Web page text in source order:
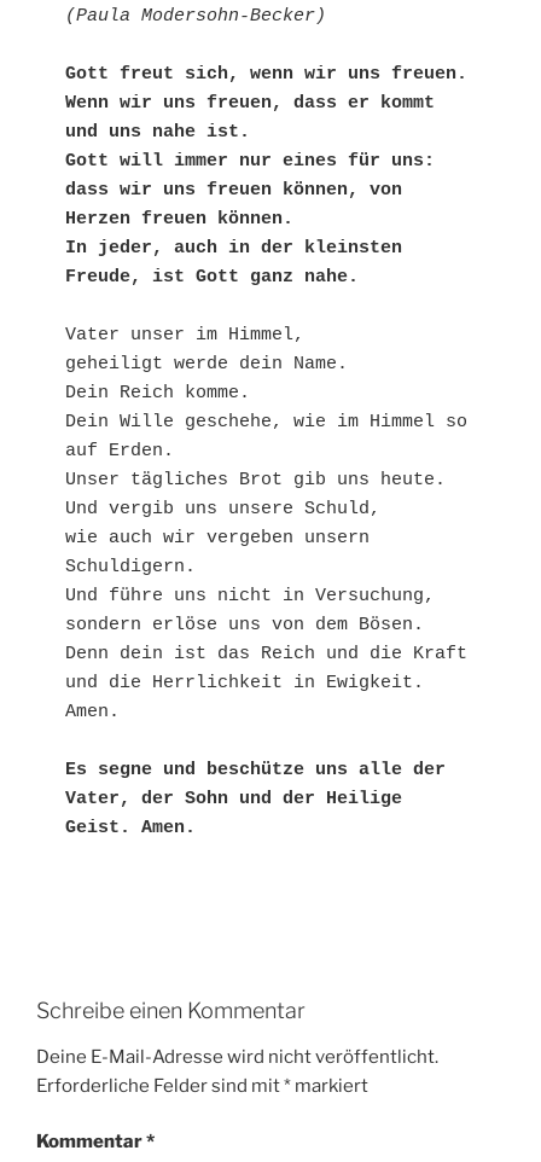
(Paula Modersohn-Becker)
Gott freut sich, wenn wir uns freuen.
Wenn wir uns freuen, dass er kommt
und uns nahe ist.
Gott will immer nur eines für uns:
dass wir uns freuen können, von
Herzen freuen können.
In jeder, auch in der kleinsten
Freude, ist Gott ganz nahe.
Vater unser im Himmel,
geheiligt werde dein Name.
Dein Reich komme.
Dein Wille geschehe, wie im Himmel so
auf Erden.
Unser tägliches Brot gib uns heute.
Und vergib uns unsere Schuld,
wie auch wir vergeben unsern
Schuldigern.
Und führe uns nicht in Versuchung,
sondern erlöse uns von dem Bösen.
Denn dein ist das Reich und die Kraft
und die Herrlichkeit in Ewigkeit.
Amen.
Es segne und beschütze uns alle der
Vater, der Sohn und der Heilige
Geist. Amen.
Schreibe einen Kommentar
Deine E-Mail-Adresse wird nicht veröffentlicht.
Erforderliche Felder sind mit* markiert
Kommentar*